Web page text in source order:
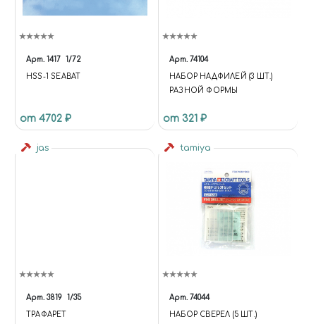
Арт. 1417 1/72
HSS-1 SEABAT
от 4702 ₽
Арт. 74104
НАБОР НАДФИЛЕЙ (3 ШТ.)
РАЗНОЙ ФОРМЫ
от 321 ₽
jas
Арт. 3819 1/35
ТРАФАРЕТ
tamiya
Арт. 74044
НАБОР СВЕРЕЛ (5 ШТ.)